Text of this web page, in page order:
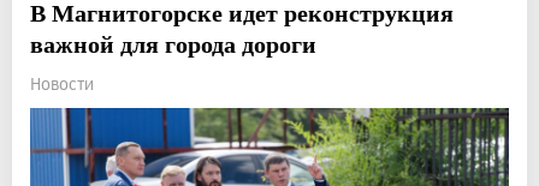
В Магнитогорске идет реконструкция
важной для города дороги
Новости